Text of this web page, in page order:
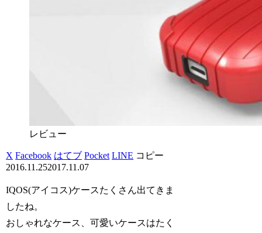
レビュー
X Facebook はてブ Pocket LINE コピー
2016.11.252017.11.07
IQOS(アイコス)ケースたくさん出てきま
したね。
おしゃれなケース、可愛いケースはたく